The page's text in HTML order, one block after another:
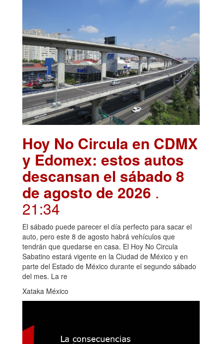
Hoy No Circula en CDMX
y Edomex: estos autos
descansan el sábado 8
de agosto de 2026 .
21:34
El sábado puede parecer el día perfecto para sacar el
auto, pero este 8 de agosto habrá vehículos que
tendrán que quedarse en casa. El Hoy No Circula
Sabatino estará vigente en la Ciudad de México y en
parte del Estado de México durante el segundo sábado
del mes. La re
Xataka México